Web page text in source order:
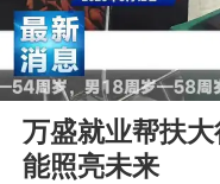
00:00
万盛就业帮扶
能照亮未来